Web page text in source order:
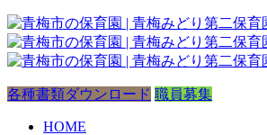
各種書類ダウンロード 職員募集
HOME